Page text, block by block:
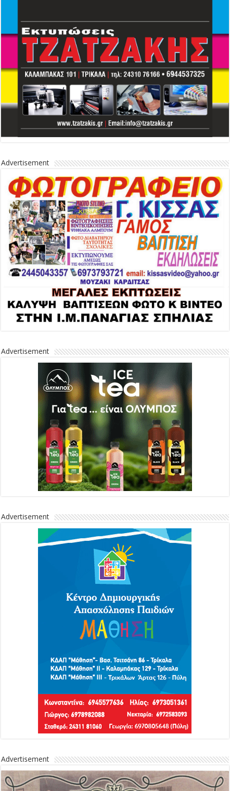
Advertisement
Advertisement
Advertisement
Advertisement